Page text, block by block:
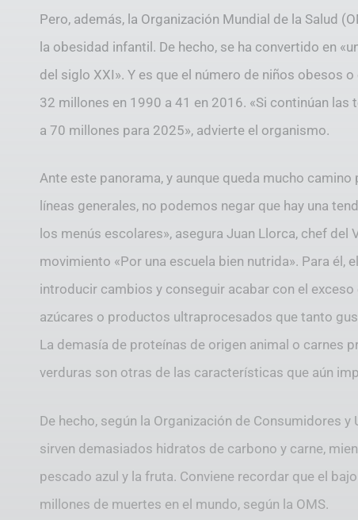
Pero, además, la Organización Mundial de la Salud
la obesidad infantil. De hecho, se ha convertido en
del siglo XXI». Y es que el número de niños obesos
32 millones en 1990 a 41 en 2016. «Si continúan
a 70 millones para 2025», advierte el organismo.
Ante este panorama, y aunque queda mucho
líneas generales, no podemos negar que hay una
los menús escolares», asegura Juan Llorca, chef
movimiento «Por una escuela bien nutrida». Para él,
introducir cambios y conseguir acabar con el
azúcares o productos ultraprocesados que tanto
La demasía de proteínas de origen animal o carnes
verduras son otras de las características que aún
De hecho, según la Organización de Consumidores
sirven demasiados hidratos de carbono y carne,
pescado azul y la fruta. Conviene recordar que el
millones de muertes en el mundo, según la OMS.